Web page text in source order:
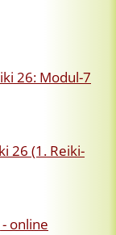
26: Modul-7
26 (1. Reiki-
online